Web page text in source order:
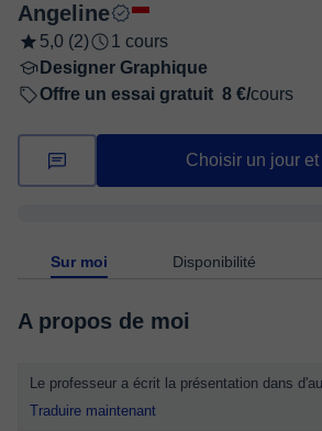
Angeline
5,0 (2)
1 cours
Designer Graphique
Offre un essai gratuit 8 €/cours
Choisir un jour
Sur moi Disponibilité
A propos de moi
Le professeur a écrit la présentation dans
Traduire maintenant